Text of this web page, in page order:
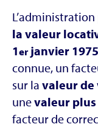
la valeur
1erjanvier 1975
connue, un
sur la valeur de
unevaleur
facteur de